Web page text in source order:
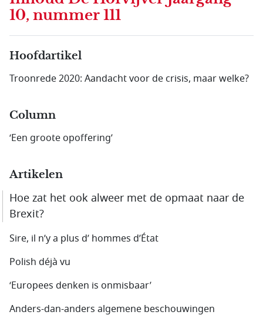
10, nummer 111
Hoofdartikel
Troonrede 2020: Aandacht voor de crisis, maar welke?
Column
‘Een groote opoffering’
Artikelen
Hoe zat het ook alweer met de opmaat naar de
Brexit?
Sire, il n’y a plus d’ hommes d’État
Polish déjà vu
‘Europees denken is onmisbaar’
Anders-dan-anders algemene beschouwingen